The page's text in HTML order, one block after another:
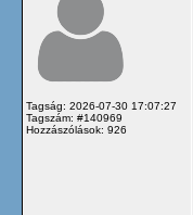
Tagság: 2026-07-30 17:07:27
Tagszám: #140969
Hozzászólások: 926